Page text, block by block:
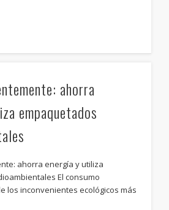
ahorra
empaquetados
ahorra energía y utiliza
El consumo
los inconvenientes ecológicos más